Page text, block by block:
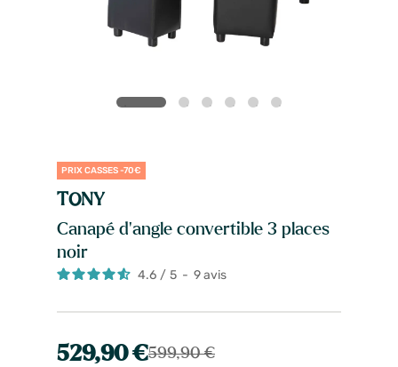
PRIX CASSES -70€
TONY
Canapé d'angle convertible 3 places
noir
4.6 / 5 - 9avis
529,90 €599,90 €